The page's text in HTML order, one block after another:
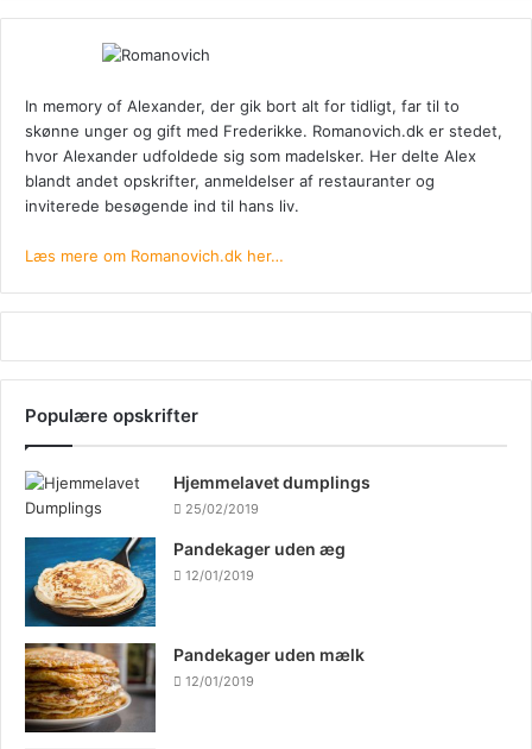
In memory of Alexander, der gik bort alt for tidligt, far til to
skønne unger og gift med Frederikke. Romanovich.dk er stedet,
hvor Alexander udfoldede sig som madelsker. Her delte Alex
blandt andet opskrifter, anmeldelser af restauranter og
inviterede besøgende ind til hans liv.
Læs mere om Romanovich.dk her…
Populære opskrifter
Hjemmelavet dumplings
25/02/2019
Pandekager uden æg
12/01/2019
Pandekager uden mælk
12/01/2019